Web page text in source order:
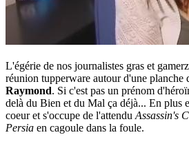
L'égérie de nos journalistes gras et
réunion tupperware autour d'une planche
Raymond. Si c'est pas un prénom
delà du Bien et du Mal ça déjà... En plus
coeur et s'occupe de l'attendu Assassin's
Persia en cagoule dans la foule.